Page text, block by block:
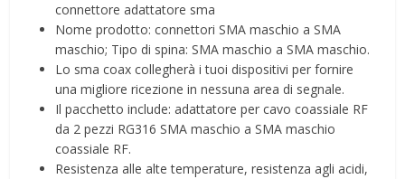
connettore adattatore sma
Nome prodotto: connettori SMA maschio a SMA
maschio; Tipo di spina: SMA maschio a SMA maschio.
Lo sma coax collegherà i tuoi dispositivi per fornire
una migliore ricezione in nessuna area di segnale.
Il pacchetto include: adattatore per cavo coassiale RF
da 2 pezzi RG316 SMA maschio a SMA maschio
coassiale RF.
Resistenza alle alte temperature, resistenza agli acidi,